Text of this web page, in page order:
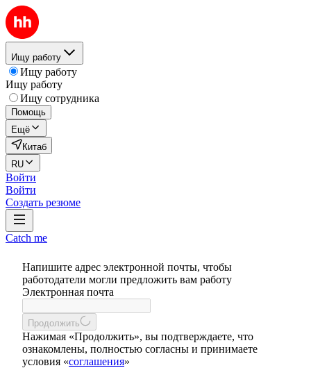
Ищу работу
Ищу работу
Ищу работу
Ищу сотрудника
Помощь
Ещё
Китаб
RU
Войти
Войти
Создать резюме
Catch me
Напишите адрес электронной почты, чтобы
работодатели могли предложить вам работу
Электронная почта
Продолжить
Нажимая «Продолжить», вы подтверждаете, что
ознакомлены, полностью согласны и принимаете
условия «соглашения»